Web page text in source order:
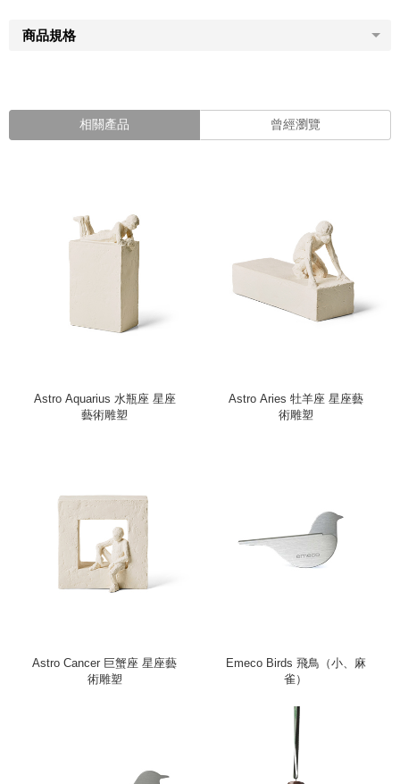
商品規格
相關產品 曾經瀏覽
Astro Aquarius 水瓶座 星座
藝術雕塑
Astro Aries 牡羊座 星座藝
術雕塑
Astro Cancer 巨蟹座 星座藝
術雕塑
Emeco Birds 飛鳥（小、麻
雀）